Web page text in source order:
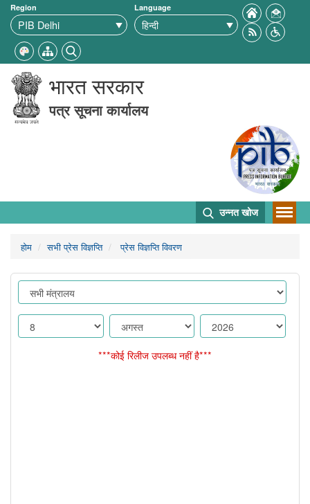
Region Language
भारत सरकार
पत्र सूचना कार्यालय
उन्नत खोज
होम सभी प्रेस विज्ञप्ति प्रेस विज्ञप्ति विवरण
***कोई रिलीज उपलब्ध नहीं है***